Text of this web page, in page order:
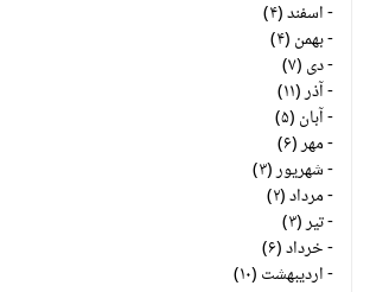
-اسفند (۴)
-بهمن (۴)
-دی (۷)
-آذر (۱۱)
-آبان (۵)
-مهر (۶)
-شهریور (۳)
-مرداد (۲)
-تیر (۳)
-خرداد (۶)
-اردیبهشت (۱۰)